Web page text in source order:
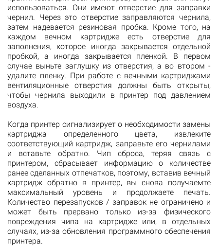
использоваться. Они имеют отверстие для заправки
чернил. Через это отверстие заправляются чернила,
затем надевается резиновая пробка. Кроме того, на
каждом вечном картридже есть отверстие для
заполнения, которое иногда закрывается отдельной
пробкой, а иногда закрывается пленкой. В первом
случае выньте заглушку из отверстия, а во втором -
удалите пленку. При работе с вечными картриджами
вентиляционные отверстия должны быть открыты,
чтобы чернила выходили в принтер под давлением
воздуха.
Когда принтер сигнализирует о необходимости замены
картриджа определенного цвета, извлеките
соответствующий картридж, заправьте его чернилами
и вставьте обратно. Чип сброса, теряя связь с
принтером, сбрасывает информацию о количестве
ранее сделанных отпечатков, поэтому, вставив вечный
картридж обратно в принтер, вы снова получаемте
максимальный уровень и продолжаете печать.
Количество перезапусков / заправок не ограничено и
может быть прервано только из-за физического
повреждения чипа на картридже или, в отдельных
случаях, из-за обновления программного обеспечения
принтера.